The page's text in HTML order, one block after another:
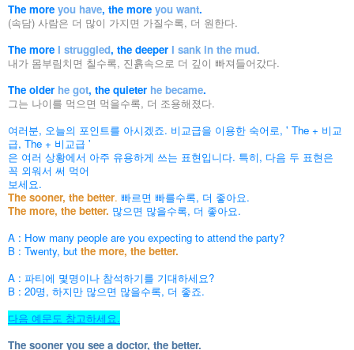
The more you have, the more you want.
(속담) 사람은 더 많이 가지면 가질수록, 더 원한다.
The more I struggled, the deeper I sank in the mud.
내가 몸부림치면 칠수록, 진흙속으로 더 깊이 빠져들어갔다.
The older he got, the quieter he became.
그는 나이를 먹으면 먹을수록, 더 조용해졌다.
여러분, 오늘의 포인트를 아시겠죠. 비교급을 이용한 숙어로, ' The + 비교
급, The + 비교급 '
은 여러 상황에서 아주 유용하게 쓰는 표현입니다. 특히, 다음 두 표현은
꼭 외워서 써 먹어
보세요.
The sooner, the better. 빠르면 빠를수록, 더 좋아요.
The more, the better. 많으면 많을수록, 더 좋아요.
A : How many people are you expecting to attend the party?
B : Twenty, but the more, the better.
A : 파티에 몇명이나 참석하기를 기대하세요?
B : 20명, 하지만 많으면 많을수록, 더 좋죠.
다음 예문도 참고하세요.
The sooner you see a doctor, the better.